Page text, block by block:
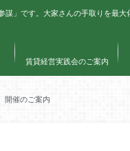
」です。大家さんの手取りを最
賃貸経営実践会のご案内
開催のご案内